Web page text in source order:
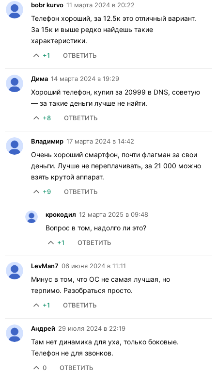
bobr kurvo 11 марта 2024 в 20:22
Телефон хороший, за 12.5к это отличный вариант.
За 15к и выше редко найдешь такие
характеристики.
+1 ОТВЕТИТЬ
Дима 14 марта 2024 в 19:29
Хороший телефон, купил за 20999 в DNS, советую
— за такие деньги лучше не найти.
+8 ОТВЕТИТЬ
Владимир 17 марта 2024 в 14:42
Очень хороший смартфон, почти флагман за свои
деньги. Лучше не переплачивать, за 21 000 можно
взять крутой аппарат.
+9 ОТВЕТИТЬ
крокодил 12 марта 2025 в 09:48
Вопрос в том, надолго ли это?
+1 ОТВЕТИТЬ
LevMan7 06 июня 2024 в 11:11
Минус в том, что ОС не самая лучшая, но
терпимо. Разобраться просто.
+1 ОТВЕТИТЬ
Андрей 29 июля 2024 в 22:19
Там нет динамика для уха, только боковые.
Телефон не для звонков.
0 ОТВЕТИТЬ